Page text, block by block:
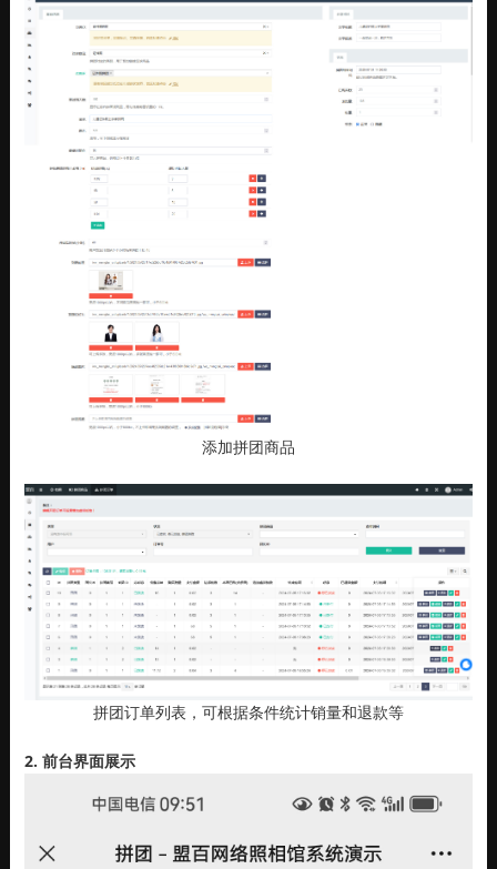
添加拼团商品
拼团订单列表，可根据条件统计销量和退款等
2. 前台界面展示